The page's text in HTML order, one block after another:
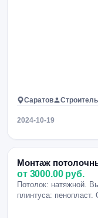
Саратов
2024-10-19
Монтаж
от 3000.00 руб.
Потолок: натяжной.
плинтуса: